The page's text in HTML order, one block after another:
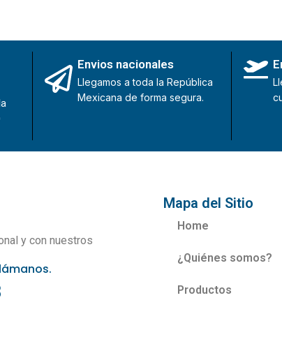
Envios nacionales
Llegamos a toda la República
Mexicana de forma segura.
y con nuestros
Mapa del Sitio
Home
¿Quiénes somos?
Productos